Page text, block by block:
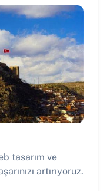
tasarım ve
artırıyoruz.